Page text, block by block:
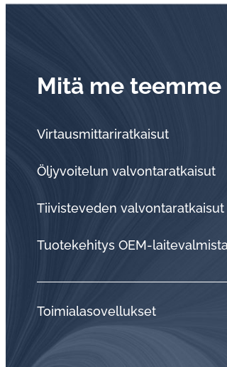
Mitä me teemme
Virtausmittariratkaisut
Öljyvoitelun valvontaratkaisut
Tii­vis­te­ve­den val­von­ta­rat­kai­sut
Tuo­te­ke­hi­tys OEM-
Toi­mia­la­so­vel­luk­set